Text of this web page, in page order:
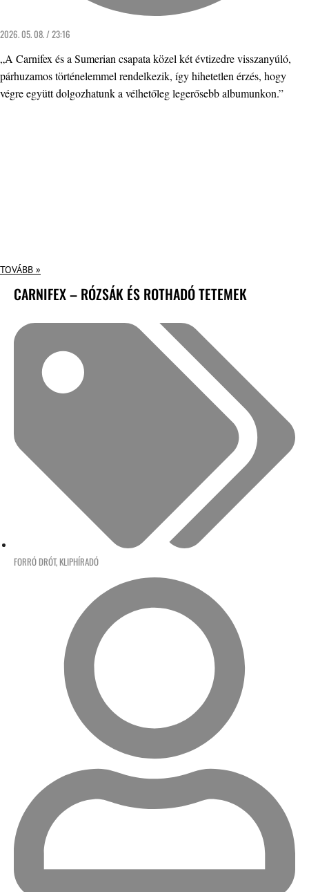
2026. 05. 08. / 23:16
„A Carnifex és a Sumerian csapata közel két évtizedre visszanyúló,
párhuzamos történelemmel rendelkezik, így hihetetlen érzés, hogy
végre együtt dolgozhatunk a vélhetőleg legerősebb albumunkon.”
TOVÁBB »
CARNIFEX – RÓZSÁK ÉS ROTHADÓ TETEMEK
FORRÓ DRÓT, KLIPHÍRADÓ